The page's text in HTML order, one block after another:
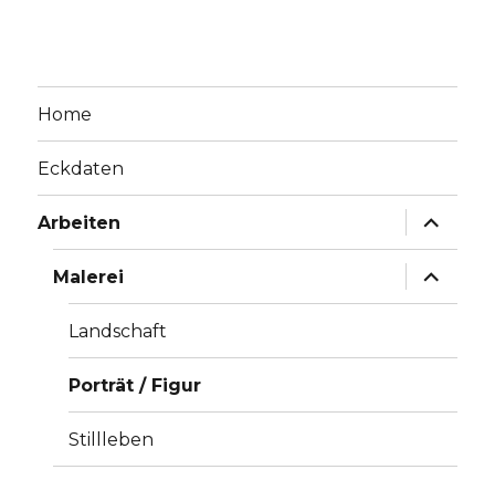
Home
Eckdaten
Arbeiten
Malerei
Landschaft
Porträt / Figur
Stillleben